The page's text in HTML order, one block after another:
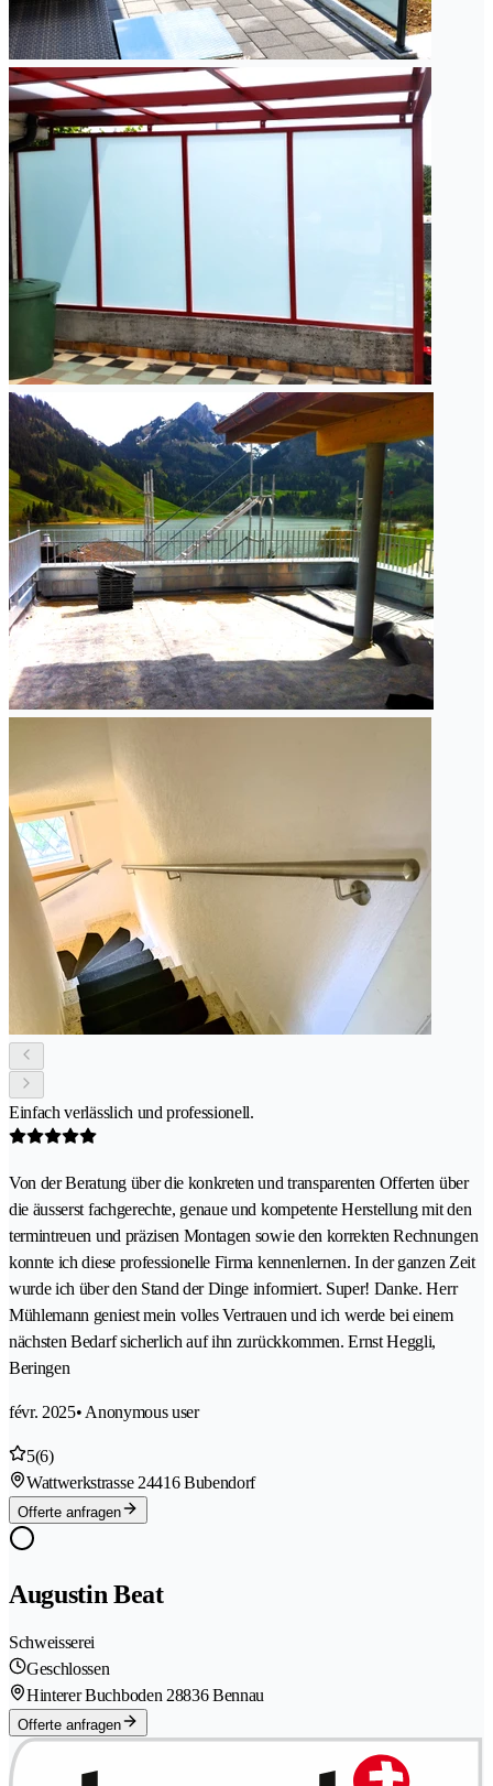
Einfach verlässlich und professionell.
Von der Beratung über die konkreten und transparenten Offerten über
die äusserst fachgerechte, genaue und kompetente Herstellung mit den
termintreuen und präzisen Montagen sowie den korrekten Rechnungen
konnte ich diese professionelle Firma kennenlernen. In der ganzen Zeit
wurde ich über den Stand der Dinge informiert. Super! Danke. Herr
Mühlemann geniest mein volles Vertrauen und ich werde bei einem
nächsten Bedarf sicherlich auf ihn zurückkommen. Ernst Heggli,
Beringen
févr. 2025• Anonymous user
5(6)
Wattwerkstrasse 24416 Bubendorf
Offerte anfragen
Augustin Beat
Schweisserei
Geschlossen
Hinterer Buchboden 28836 Bennau
Offerte anfragen